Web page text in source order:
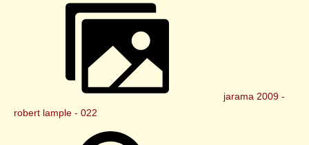
jarama 2009 -
robert lample - 022